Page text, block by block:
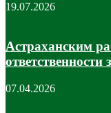
19.07.2026
Астраханским
07.04.2026